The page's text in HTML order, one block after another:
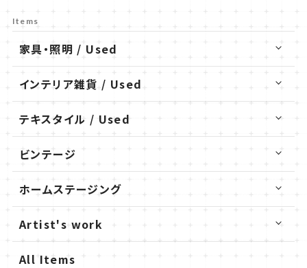
Items
家具・照明 / Used
インテリア雑貨 / Used
テキスタイル / Used
ビンテージ
ホームステージング
Artist's work
All Items